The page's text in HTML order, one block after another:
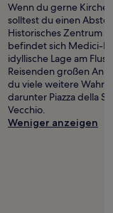
Wenn du gerne
solltest du einen
Historisches Zentrum
befindet sich Medici-
idyllische Lage am
Reisenden großen
du viele weitere
darunter Piazza della
Vecchio.
Weniger anzeigen